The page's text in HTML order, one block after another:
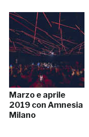
Marzo e aprile
2019 con Amnesia
Milano